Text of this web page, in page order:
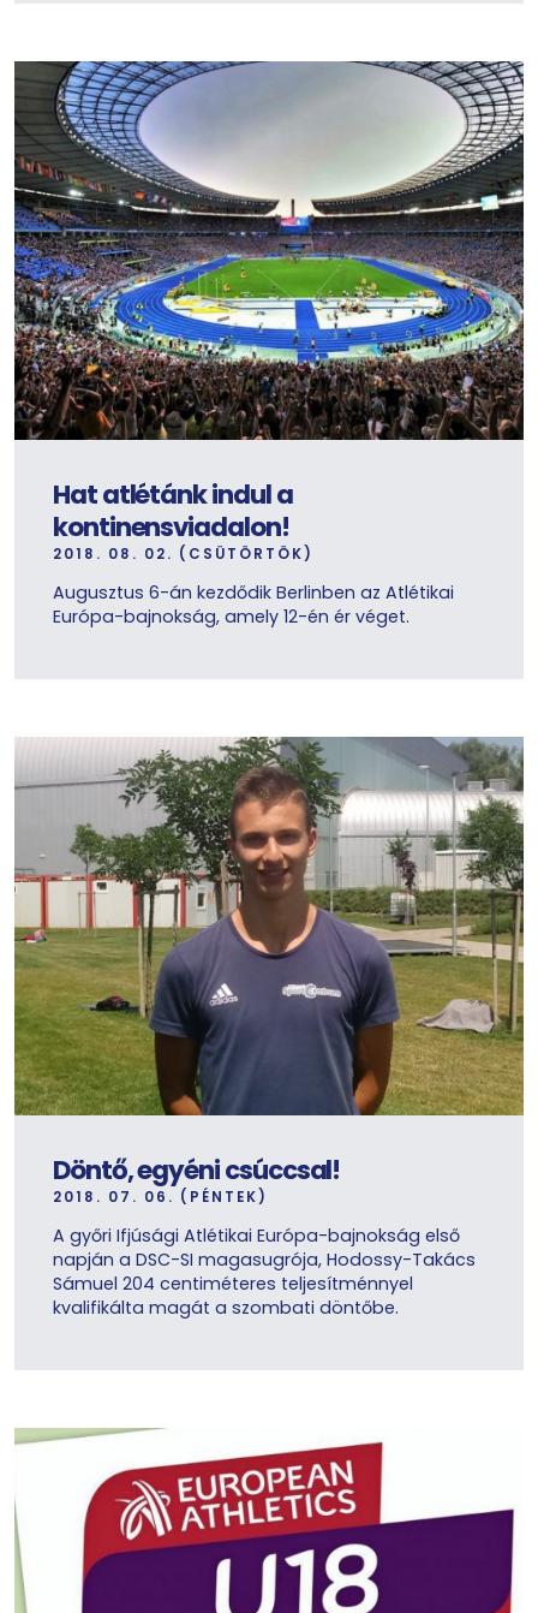
Hat atlétánk indul a
kontinensviadalon!
2018. 08. 02. (CSÜTÖRTÖK)
Augusztus 6-án kezdődik Berlinben az Atlétikai
Európa-bajnokság, amely 12-én ér véget.
Döntő, egyéni csúccsal!
2018. 07. 06. (PÉNTEK)
A győri Ifjúsági Atlétikai Európa-bajnokság első
napján a DSC-SI magasugrója, Hodossy-Takács
Sámuel 204 centiméteres teljesítménnyel
kvalifikálta magát a szombati döntőbe.